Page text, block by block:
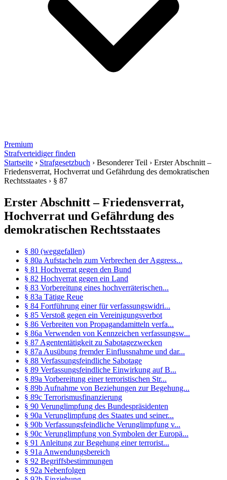
Premium
Strafverteidiger finden
Startseite › Strafgesetzbuch › Besonderer Teil › Erster Abschnitt –
Friedensverrat, Hochverrat und Gefährdung des demokratischen
Rechtsstaates › § 87
Erster Abschnitt – Friedensverrat,
Hochverrat und Gefährdung des
demokratischen Rechtsstaates
§ 80 (weggefallen)
§ 80a Aufstacheln zum Verbrechen der Aggress...
§ 81 Hochverrat gegen den Bund
§ 82 Hochverrat gegen ein Land
§ 83 Vorbereitung eines hochverräterischen...
§ 83a Tätige Reue
§ 84 Fortführung einer für verfassungswidri...
§ 85 Verstoß gegen ein Vereinigungsverbot
§ 86 Verbreiten von Propagandamitteln verfa...
§ 86a Verwenden von Kennzeichen verfassungsw...
§ 87 Agententätigkeit zu Sabotagezwecken
§ 87a Ausübung fremder Einflussnahme und dar...
§ 88 Verfassungsfeindliche Sabotage
§ 89 Verfassungsfeindliche Einwirkung auf B...
§ 89a Vorbereitung einer terroristischen Str...
§ 89b Aufnahme von Beziehungen zur Begehung...
§ 89c Terrorismusfinanzierung
§ 90 Verunglimpfung des Bundespräsidenten
§ 90a Verunglimpfung des Staates und seiner...
§ 90b Verfassungsfeindliche Verunglimpfung v...
§ 90c Verunglimpfung von Symbolen der Europä...
§ 91 Anleitung zur Begehung einer terrorist...
§ 91a Anwendungsbereich
§ 92 Begriffsbestimmungen
§ 92a Nebenfolgen